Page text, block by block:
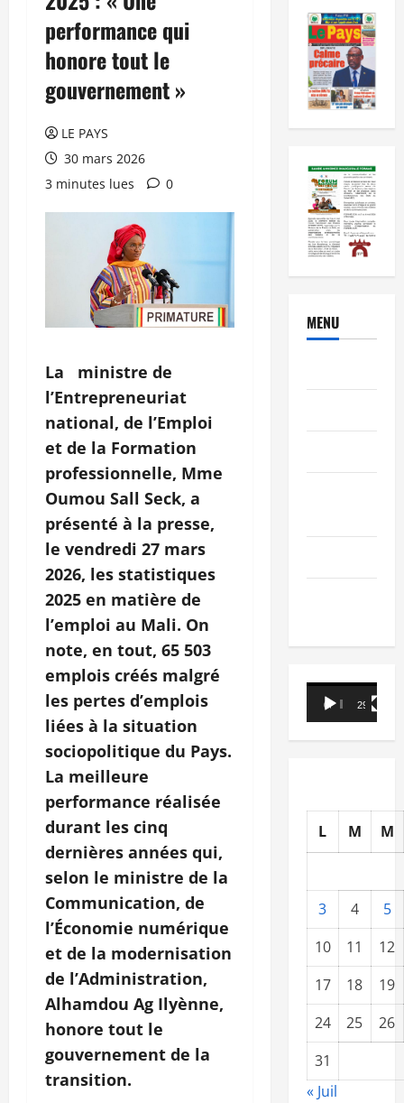
performance qui
honore tout le
gouvernement »
LE PAYS
30 mars 2026
3 minutes lues
0
La ministre de
l’Entrepreneuriat
national, de l’Emploi
et de la Formation
professionnelle, Mme
Oumou Sall Seck, a
présenté à la presse,
le vendredi 27 mars
2026, les statistiques
2025 en matière de
l’emploi au Mali. On
note, en tout, 65 503
emplois créés malgré
les pertes d’emplois
liées à la situation
sociopolitique du Pays.
La meilleure
performance réalisée
durant les cinq
dernières années qui,
selon le ministre de la
Communication, de
l’Économie numérique
et de la modernisation
de l’Administration,
Alhamdou Ag Ilyènne,
honore tout le
gouvernement de la
transition.
MENU
Lecteur
vidéo
00:00 29:21
L M M
3 4
5
10
11
12
17
18
19
24
25
26
31
« Juil